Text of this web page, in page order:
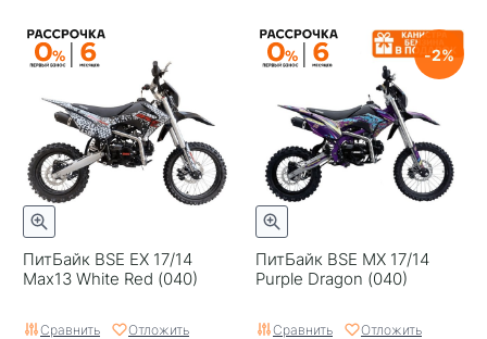
ПитБайк BSE EX 17/14
Max13 White Red (040)
Сравнить Отложить
ПитБайк BSE MX 17/14
Purple Dragon (040)
2
Сравнить Отложить